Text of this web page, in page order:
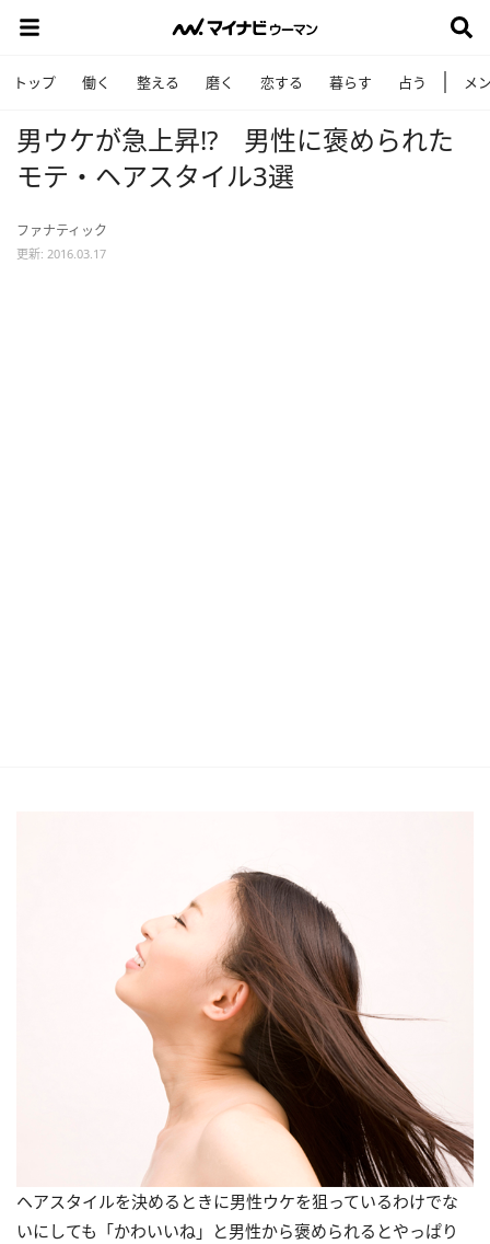
トップ 働く 整える 磨く 恋する 暮らす 占う メ
男ウケが急上昇!? 男性に褒められた
モテ・ヘアスタイル3選
ファナティック
更新: 2016.03.17
ヘアスタイルを決めるときに男性ウケを狙っているわけでな
いにしても「かわいいね」と男性から褒められるとやっぱり